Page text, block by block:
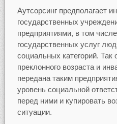
Аутсорсинг предполагает
государственных
предприятиями, в том
государственных услуг
социальных категорий. Так
преклонного возраста и
передана таким
уровень социальной
перед ними и купировать
ситуации.